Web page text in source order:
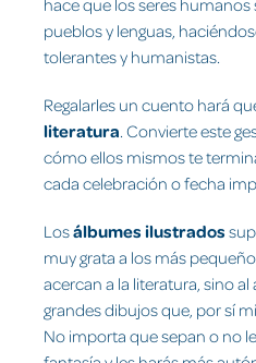
pueblos y lenguas,
tolerantes y humanistas.
Regalarles un cuento hará
literatura . Convierte este
cómo ellos mismos te
cada celebración o fecha
Losálbumes ilustrados
muy grata a los más
acercan a la literatura, sino
grandes dibujos que, por sí
No importa que sepan o no